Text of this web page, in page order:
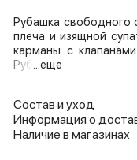
Рубашка свободного
плеча и изящной
карманы с
Руб ...еще
Состав и уход
Информация о
Наличие в магазинах